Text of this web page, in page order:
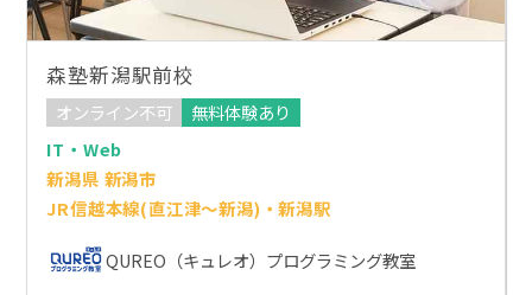
森塾新潟駅前校
オンライン不可
無料体験あり
IT・Web
新潟県 新潟市
JR信越本線(直江津～新潟)・新潟駅
QUREO（キュレオ）プログラミング教室